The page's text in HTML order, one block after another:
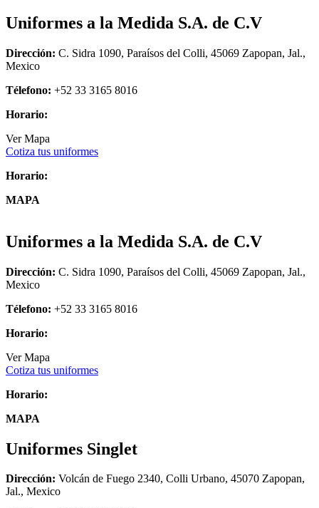
Uniformes a la Medida S.A. de C.V
Dirección: C. Sidra 1090, Paraísos del Colli, 45069 Zapopan, Jal.,
Mexico
Télefono: +52 33 3165 8016
Horario:
Ver Mapa
Cotiza tus uniformes
Horario:
MAPA
Uniformes a la Medida S.A. de C.V
Dirección: C. Sidra 1090, Paraísos del Colli, 45069 Zapopan, Jal.,
Mexico
Télefono: +52 33 3165 8016
Horario:
Ver Mapa
Cotiza tus uniformes
Horario:
MAPA
Uniformes Singlet
Dirección: Volcán de Fuego 2340, Colli Urbano, 45070 Zapopan,
Jal., Mexico